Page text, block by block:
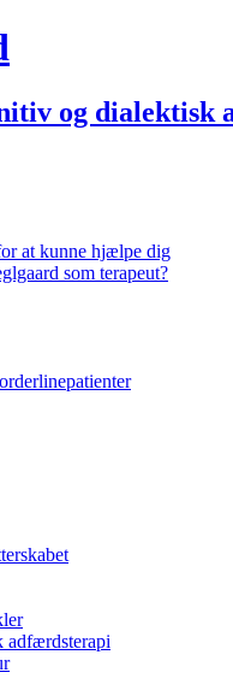
og dialektisk
at kunne hjælpe dig
som terapeut?
adfærdsterapi